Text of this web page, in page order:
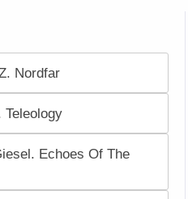
Nordfar
Teleology
Echoes Of The